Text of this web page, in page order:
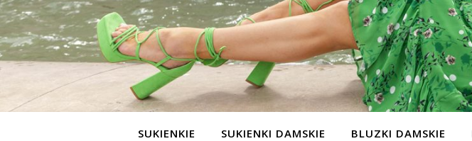
SUKIENKIE SUKIENKI DAMSKIE BLUZKI DAMSKIE